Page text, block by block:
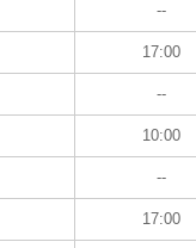
--
17:00
--
10:00
--
17:00